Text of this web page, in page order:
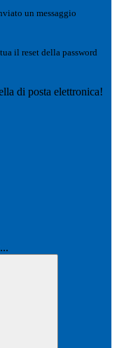
un messaggio
il reset della password
di posta elettronica!